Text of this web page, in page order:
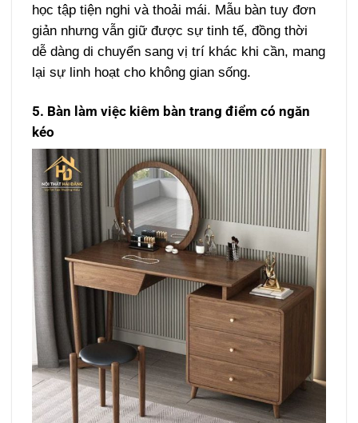
học tập tiện nghi và thoải mái. Mẫu bàn tuy đơn
giản nhưng vẫn giữ được sự tinh tế, đồng thời
dễ dàng di chuyển sang vị trí khác khi cần, mang
lại sự linh hoạt cho không gian sống.
5. Bàn làm việc kiêm bàn trang điểm có ngăn
kéo